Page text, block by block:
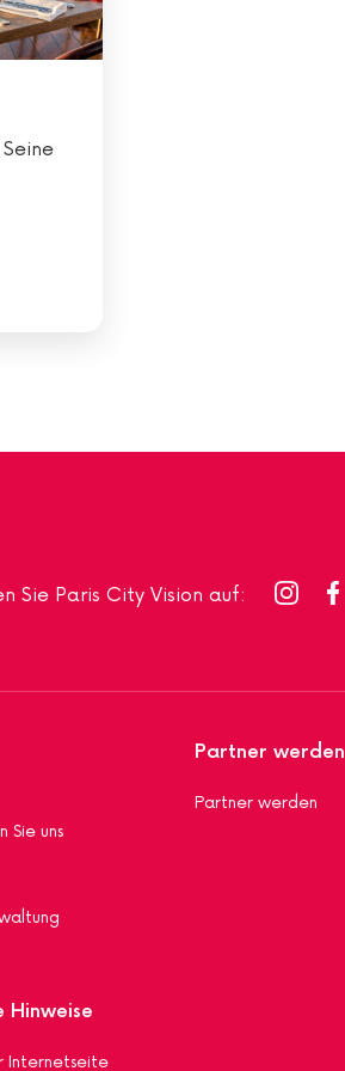
Sie Paris City Vision auf:
Sie uns
Partner werden
Partner werden
Hinweise
Internetseite